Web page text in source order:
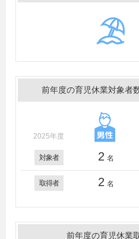
前年度の育児休業対象者
2025年度
対象者 2 名
取得者 2 名
前年度の育児休業